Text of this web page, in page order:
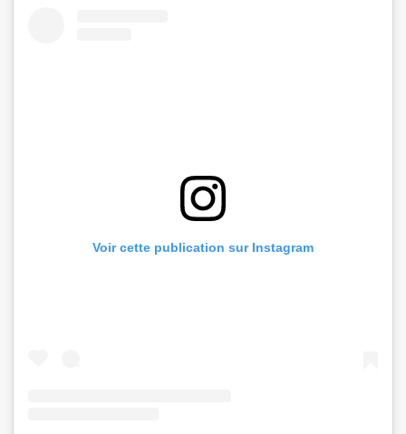
Voir cette publication sur Instagram